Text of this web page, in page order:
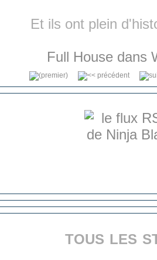
Et ils ont plein
Full House dans
tous les